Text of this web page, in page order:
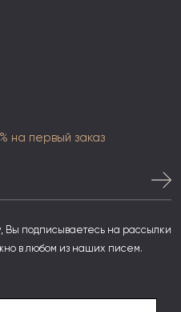
на первый заказ
Вы подписываетесь на рассылки
в любом из наших писем.